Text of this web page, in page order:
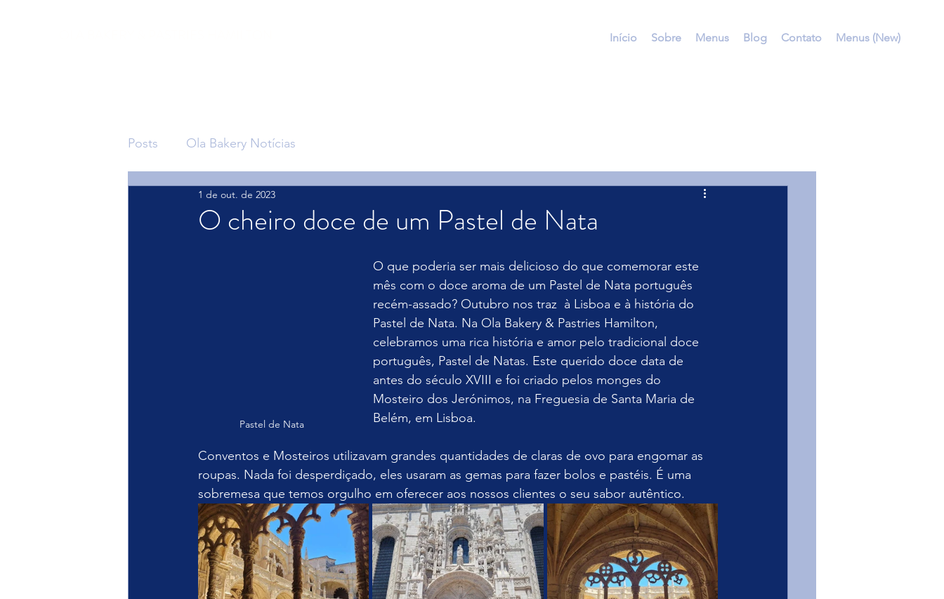
Início Sobre Menus Blog Contato Menus (New)
Posts Ola Bakery Notícias
O cheiro doce de um Pastel de Nata
1 de out. de 2023
Pastel de Nata
O que poderia ser mais delicioso do que comemorar este
mês com o doce aroma de um Pastel de Nata português
recém-assado? Outubro nos traz  à Lisboa e à história do
Pastel de Nata. Na Ola Bakery & Pastries Hamilton,
celebramos uma rica história e amor pelo tradicional doce
português, Pastel de Natas. Este querido doce data de
antes do século XVIII e foi criado pelos monges do
Mosteiro dos Jerónimos, na Freguesia de Santa Maria de
Belém, em Lisboa.
Conventos e Mosteiros utilizavam grandes quantidades de claras de ovo para engomar as
roupas. Nada foi desperdiçado, eles usaram as gemas para fazer bolos e pastéis. É uma
sobremesa que temos orgulho em oferecer aos nossos clientes o seu sabor autêntico.